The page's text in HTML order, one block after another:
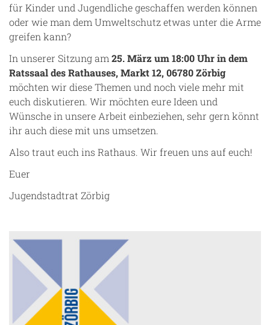
für Kinder und Jugendliche geschaffen werden können
oder wie man dem Umweltschutz etwas unter die Arme
greifen kann?
In unserer Sitzung am 25. März um 18:00 Uhr in dem
Ratssaal des Rathauses, Markt 12, 06780 Zörbig
möchten wir diese Themen und noch viele mehr mit
euch diskutieren. Wir möchten eure Ideen und
Wünsche in unsere Arbeit einbeziehen, sehr gern könnt
ihr auch diese mit uns umsetzen.
Also traut euch ins Rathaus. Wir freuen uns auf euch!
Euer
Jugendstadtrat Zörbig